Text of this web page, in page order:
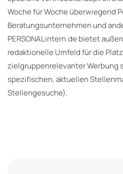
Woche für Woche überwiegend
Beratungsunternehmen und
PERSONALintern.de bietet
redaktionelle Umfeld für die
zielgruppenrelevanter Werbung
spezifischen, aktuellen
Stellengesuche).